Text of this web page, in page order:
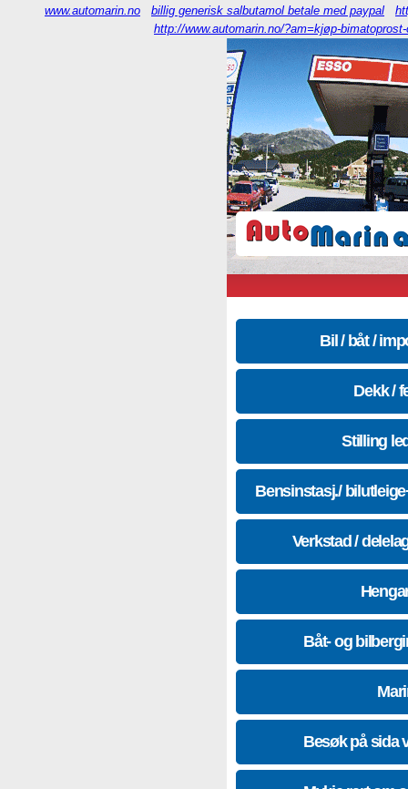
www.automarin.no
billig generisk salbutamol betale med paypal
http://www.automarin.no/?am=kjøp-
Bil / båt /
Dekk /
Stilling
Bensinstasj./
Verkstad /
Båt- og
Besøk på sida